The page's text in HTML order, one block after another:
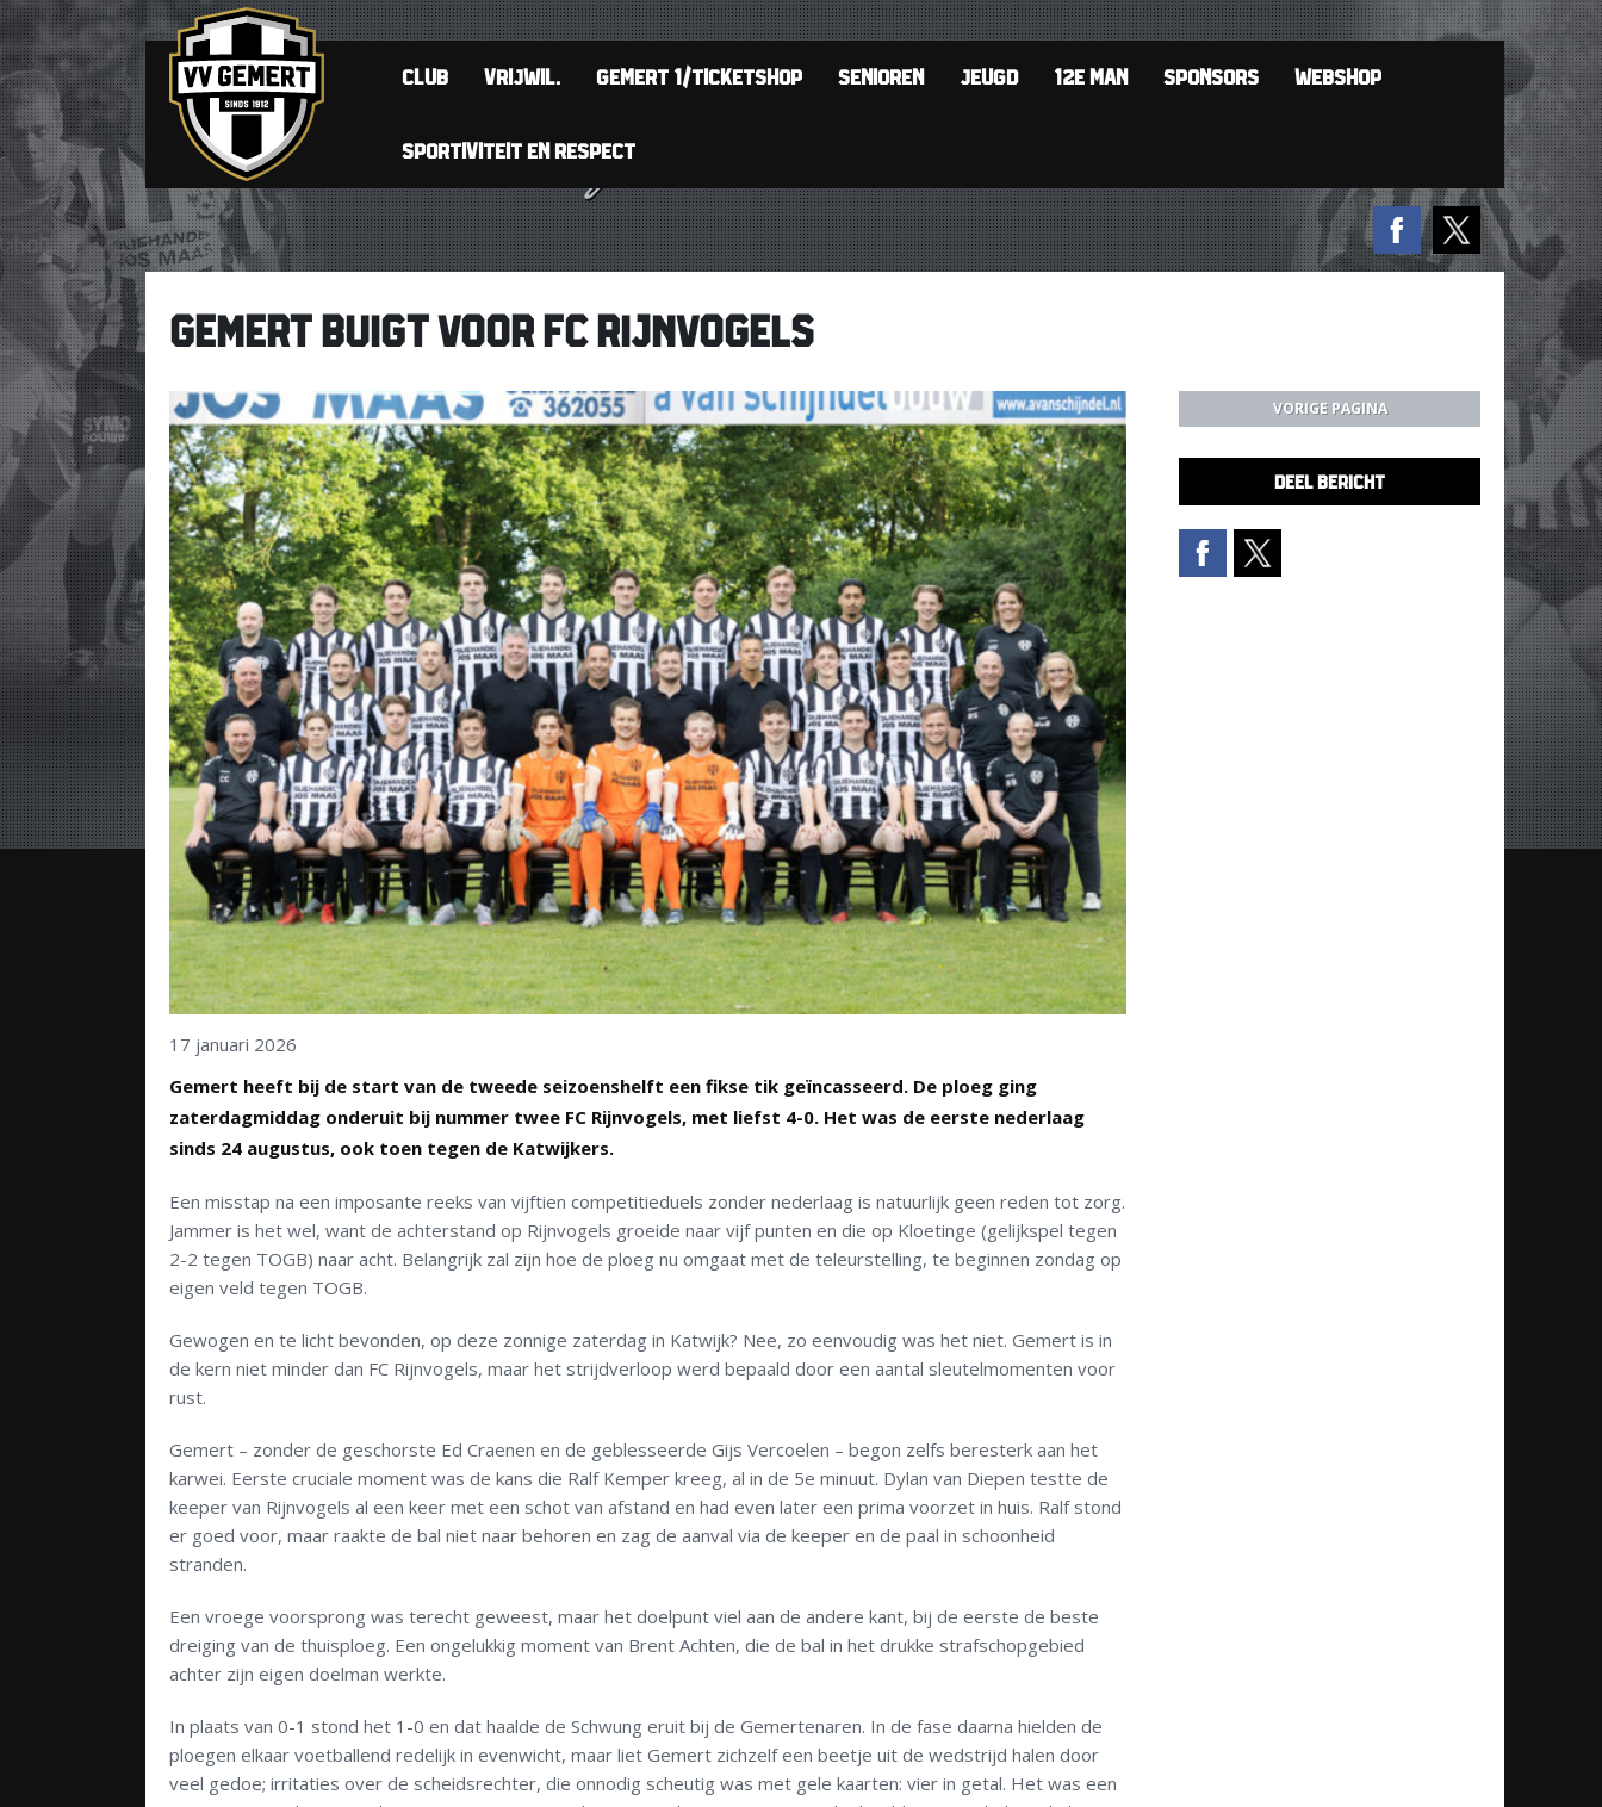
CLUB VRIJWIL. GEMERT 1/TICKETSHOP SENIOREN JEUGD 12E MAN SPONSORS WEBSHOP
SPORTIVITEIT EN RESPECT
GEMERT BUIGT VOOR FC RIJNVOGELS
17 januari 2026
Gemert heeft bij de start van de tweede seizoenshelft een fikse tik geïncasseerd. De ploeg ging
zaterdagmiddag onderuit bij nummer twee FC Rijnvogels, met liefst 4-0. Het was de eerste nederlaag
sinds 24 augustus, ook toen tegen de Katwijkers.
Een misstap na een imposante reeks van vijftien competitieduels zonder nederlaag is natuurlijk geen reden tot zorg.
Jammer is het wel, want de achterstand op Rijnvogels groeide naar vijf punten en die op Kloetinge (gelijkspel tegen
2-2 tegen TOGB) naar acht. Belangrijk zal zijn hoe de ploeg nu omgaat met de teleurstelling, te beginnen zondag op
eigen veld tegen TOGB.
Gewogen en te licht bevonden, op deze zonnige zaterdag in Katwijk? Nee, zo eenvoudig was het niet. Gemert is in
de kern niet minder dan FC Rijnvogels, maar het strijdverloop werd bepaald door een aantal sleutelmomenten voor
rust.
Gemert – zonder de geschorste Ed Craenen en de geblesseerde Gijs Vercoelen – begon zelfs beresterk aan het
karwei. Eerste cruciale moment was de kans die Ralf Kemper kreeg, al in de 5e minuut. Dylan van Diepen testte de
keeper van Rijnvogels al een keer met een schot van afstand en had even later een prima voorzet in huis. Ralf stond
er goed voor, maar raakte de bal niet naar behoren en zag de aanval via de keeper en de paal in schoonheid
stranden.
Een vroege voorsprong was terecht geweest, maar het doelpunt viel aan de andere kant, bij de eerste de beste
dreiging van de thuisploeg. Een ongelukkig moment van Brent Achten, die de bal in het drukke strafschopgebied
achter zijn eigen doelman werkte.
In plaats van 0-1 stond het 1-0 en dat haalde de Schwung eruit bij de Gemertenaren. In de fase daarna hielden de
ploegen elkaar voetballend redelijk in evenwicht, maar liet Gemert zichzelf een beetje uit de wedstrijd halen door
veel gedoe; irritaties over de scheidsrechter, die onnodig scheutig was met gele kaarten: vier in getal. Het was een
VORIGE PAGINA
DEEL BERICHT